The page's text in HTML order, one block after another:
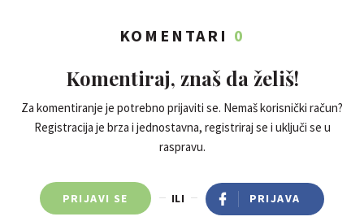
KOMENTARI 0
Komentiraj, znaš da želiš!
Za komentiranje je potrebno prijaviti se. Nemaš korisnički račun?
Registracija je brza i jednostavna, registriraj se i uključi se u
raspravu.
PRIJAVI SE ILI PRIJAVA